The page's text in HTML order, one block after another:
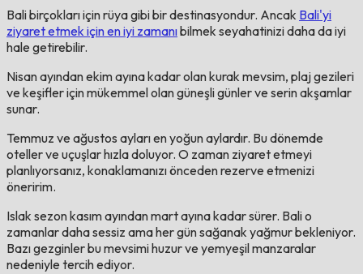
Bali birçokları için rüya gibi bir destinasyondur. Ancak Bali'yi
ziyaret etmek için en iyi zamanıbilmek seyahatinizi daha da iyi
hale getirebilir.
Nisan ayından ekim ayına kadar olan kurak mevsim, plaj gezileri
ve keşifler için mükemmel olan güneşli günler ve serin akşamlar
sunar.
Temmuz ve ağustos ayları en yoğun aylardır. Bu dönemde
oteller ve uçuşlar hızla doluyor. O zaman ziyaret etmeyi
planlıyorsanız, konaklamanızı önceden rezerve etmenizi
öneririm.
Islak sezon kasım ayından mart ayına kadar sürer. Bali o
zamanlar daha sessiz ama her gün sağanak yağmur bekleniyor.
Bazı gezginler bu mevsimi huzur ve yemyeşil manzaralar
nedeniyle tercih ediyor.